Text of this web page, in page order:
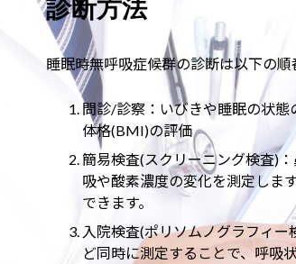
診断方法
睡眠時無呼吸症候群の診断は以下の
問診/診察：いびきや睡眠の状
体格(BMI)の評価
簡易検査(スクリーニング検査)
吸や酸素濃度の変化を測定しま
できます。
入院検査(ポリソムノグラフィ
ど同時に測定することで、呼吸